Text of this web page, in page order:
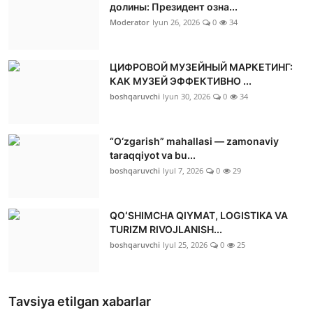
долины: Президент озна...
Moderator Iyun 26, 2026 0 34
ЦИФРОВОЙ МУЗЕЙНЫЙ МАРКЕТИНГ:
КАК МУЗЕЙ ЭФФЕКТИВНО ...
boshqaruvchi Iyun 30, 2026 0 34
“O‘zgarish” mahallasi — zamonaviy
taraqqiyot va bu...
boshqaruvchi Iyul 7, 2026 0 29
QOʻSHIMCHA QIYMAT, LOGISTIKA VA
TURIZM RIVOJLANISH...
boshqaruvchi Iyul 25, 2026 0 25
Tavsiya etilgan xabarlar